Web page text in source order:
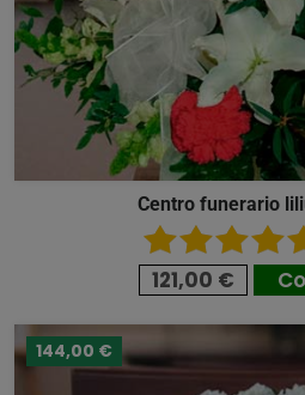
Centro funerario
121,00 €
144,00 €